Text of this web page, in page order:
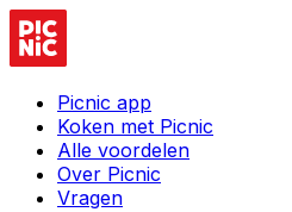
Picnic app
Koken met Picnic
Alle voordelen
Over Picnic
Vragen